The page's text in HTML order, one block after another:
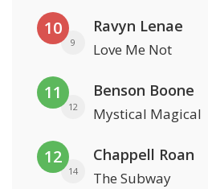
10
9
Ravyn Lenae
Love Me Not
11
12
Benson Boone
Mystical Magical
12
14
Chappell Roan
The Subway